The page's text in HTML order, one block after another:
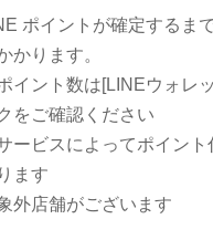
ポイントが確定するま
かります。
イント数は[LINEウォレ
をご確認ください
ービスによってポイント
ます
外店舗がございます